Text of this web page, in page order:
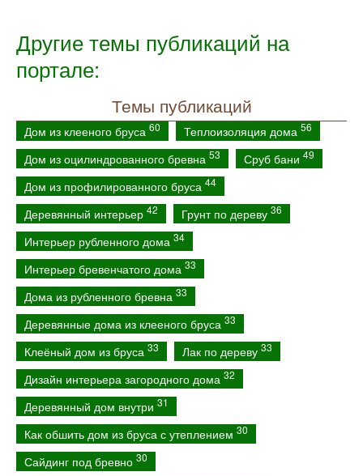
Другие темы публикаций на
портале:
Темы публикаций
Дом из клееного бруса 60 Теплоизоляция дома 56
Дом из оцилиндрованного бревна 53 Сруб бани 49
Дом из профилированного бруса 44
Деревянный интерьер 42 Грунт по дереву 36
Интерьер рубленного дома 34
Интерьер бревенчатого дома 33
Дома из рубленного бревна 33
Деревянные дома из клееного бруса 33
Клеёный дом из бруса 33 Лак по дереву 33
Дизайн интерьера загородного дома 32
Деревянный дом внутри 31
Как обшить дом из бруса с утеплением 30
Сайдинг под бревно 30